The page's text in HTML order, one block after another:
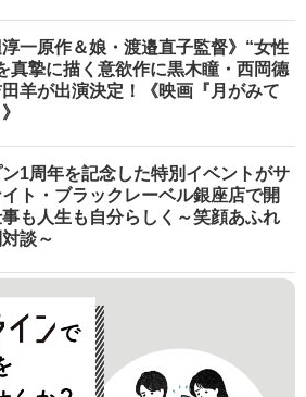
淳一原作＆娘・渡邉直子監督》“女性
真摯に描く意欲作に黒木瞳・西岡德
羊が出演決定！《映画『月がみて
1周年を記念した特別イベントがサ
ト・ブラックレーベル銀座店で開
も人生も自分らしく～笑顔あふれ
談～